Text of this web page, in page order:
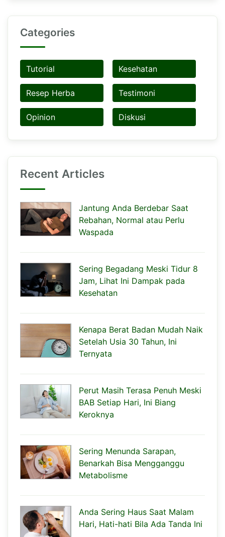
Categories
Tutorial Kesehatan
Resep Herba Testimoni
Opinion Diskusi
Recent Articles
Jantung Anda Berdebar Saat
Rebahan, Normal atau Perlu
Waspada
Sering Begadang Meski Tidur 8
Jam, Lihat Ini Dampak pada
Kesehatan
Kenapa Berat Badan Mudah Naik
Setelah Usia 30 Tahun, Ini
Ternyata
Perut Masih Terasa Penuh Meski
BAB Setiap Hari, Ini Biang
Keroknya
Sering Menunda Sarapan,
Benarkah Bisa Mengganggu
Metabolisme
Anda Sering Haus Saat Malam
Hari, Hati-hati Bila Ada Tanda Ini